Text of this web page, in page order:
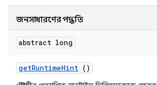
জনসাধারণের পদ্ধতি
abstract long
getRuntimeHint ()